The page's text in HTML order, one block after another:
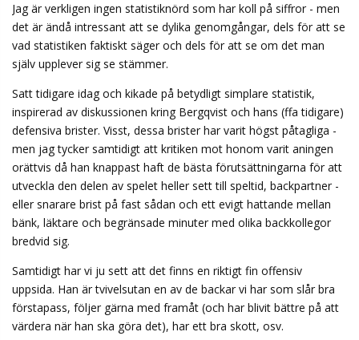
Jag är verkligen ingen statistiknörd som har koll på siffror - men
det är ändå intressant att se dylika genomgångar, dels för att se
vad statistiken faktiskt säger och dels för att se om det man
själv upplever sig se stämmer.
Satt tidigare idag och kikade på betydligt simplare statistik,
inspirerad av diskussionen kring Bergqvist och hans (ffa tidigare)
defensiva brister. Visst, dessa brister har varit högst påtagliga -
men jag tycker samtidigt att kritiken mot honom varit aningen
orättvis då han knappast haft de bästa förutsättningarna för att
utveckla den delen av spelet heller sett till speltid, backpartner -
eller snarare brist på fast sådan och ett evigt hattande mellan
bänk, läktare och begränsade minuter med olika backkollegor
bredvid sig.
Samtidigt har vi ju sett att det finns en riktigt fin offensiv
uppsida. Han är tvivelsutan en av de backar vi har som slår bra
förstapass, följer gärna med framåt (och har blivit bättre på att
värdera när han ska göra det), har ett bra skott, osv.